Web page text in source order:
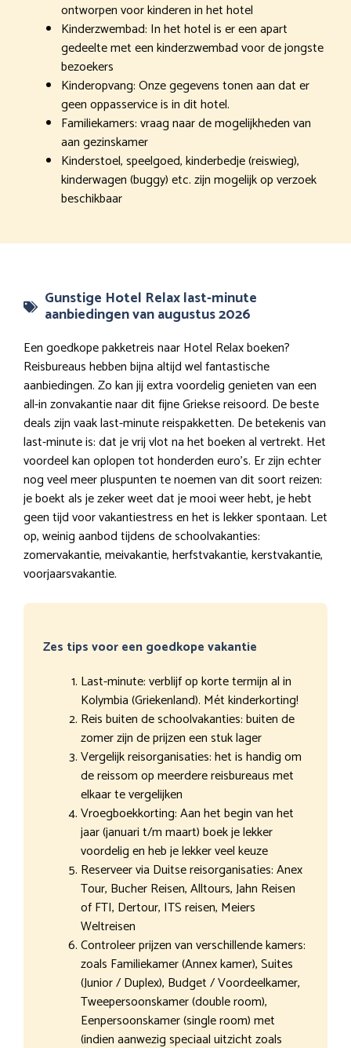
ontworpen voor kinderen in het hotel
Kinderzwembad: In het hotel is er een apart
gedeelte met een kinderzwembad voor de jongste
bezoekers
Kinderopvang: Onze gegevens tonen aan dat er
geen oppasservice is in dit hotel.
Familiekamers: vraag naar de mogelijkheden van
aan gezinskamer
Kinderstoel, speelgoed, kinderbedje (reiswieg),
kinderwagen (buggy) etc. zijn mogelijk op verzoek
beschikbaar
Gunstige Hotel Relax last-minute
aanbiedingen van augustus 2026
Een goedkope pakketreis naar Hotel Relax boeken?
Reisbureaus hebben bijna altijd wel fantastische
aanbiedingen. Zo kan jij extra voordelig genieten van een
all-in zonvakantie naar dit fijne Griekse reisoord. De beste
deals zijn vaak last-minute reispakketten. De betekenis van
last-minute is: dat je vrij vlot na het boeken al vertrekt. Het
voordeel kan oplopen tot honderden euro’s. Er zijn echter
nog veel meer pluspunten te noemen van dit soort reizen:
je boekt als je zeker weet dat je mooi weer hebt, je hebt
geen tijd voor vakantiestress en het is lekker spontaan. Let
op, weinig aanbod tijdens de schoolvakanties:
zomervakantie, meivakantie, herfstvakantie, kerstvakantie,
voorjaarsvakantie.
Zes tips voor een goedkope vakantie
Last-minute: verblijf op korte termijn al in
Kolymbia (Griekenland). Mét kinderkorting!
Reis buiten de schoolvakanties: buiten de
zomer zijn de prijzen een stuk lager
Vergelijk reisorganisaties: het is handig om
de reissom op meerdere reisbureaus met
elkaar te vergelijken
Vroegboekkorting: Aan het begin van het
jaar (januari t/m maart) boek je lekker
voordelig en heb je lekker veel keuze
Reserveer via Duitse reisorganisaties: Anex
Tour, Bucher Reisen, Alltours, Jahn Reisen
of FTI, Dertour, ITS reisen, Meiers
Weltreisen
Controleer prijzen van verschillende kamers:
zoals Familiekamer (Annex kamer), Suites
(Junior / Duplex), Budget / Voordeelkamer,
Tweepersoonskamer (double room),
Eenpersoonskamer (single room) met
(indien aanwezig speciaal uitzicht zoals